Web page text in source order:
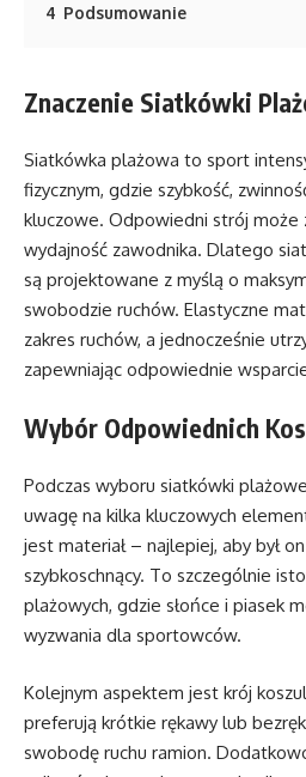
4 Podsumowanie
Znaczenie Siatkówki
Siatkówka plażowa to sport
fizycznym, gdzie szybkość,
kluczowe. Odpowiedni strój może
wydajność zawodnika. Dlatego
są projektowane z myślą o
swobodzie ruchów. Elastyczne
zakres ruchów, a jednocześnie
zapewniając odpowiednie
Wybór Odpowiednich
Podczas wyboru siatkówki
uwagę na kilka kluczowych
jest materiał – najlepiej, aby był
szybkoschnący. To szczególnie
plażowych, gdzie słońce i piasek
wyzwania dla sportowców.
Kolejnym aspektem jest krój
preferują krótkie rękawy lub
swobodę ruchu ramion.